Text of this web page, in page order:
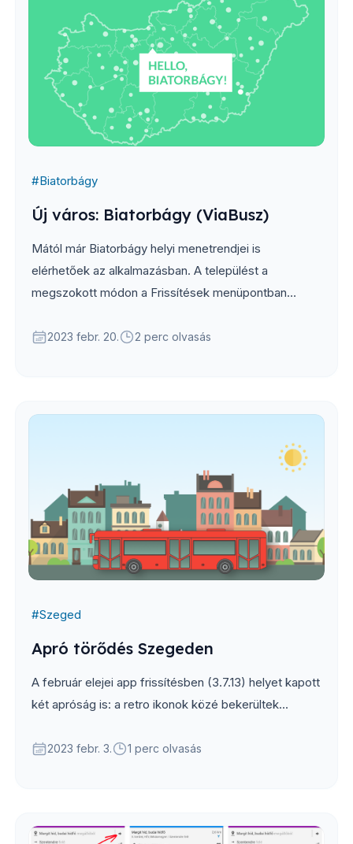
#Biatorbágy
Új város: Biatorbágy (ViaBusz)
Mától már Biatorbágy helyi menetrendjei is
elérhetőek az alkalmazásban. A települést a
megszokott módon a Frissítések menüpontban
városválasztóban tudod kiválasztani.
2023 febr. 20. 2 perc olvasás
#Szeged
Apró törődés Szegeden
A február elejei app frissítésben (3.7.13) helyet kapott
két apróság is: a retro ikonok közé bekerültek...
2023 febr. 3. 1 perc olvasás